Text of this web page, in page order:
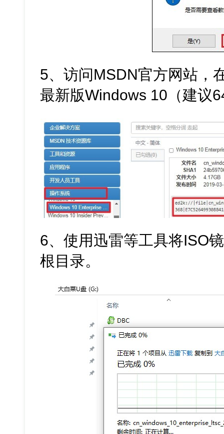
5、访问MSDN官方网站，
最新版Windows 10（建议
6、使用迅雷等工具将ISO
根目录。